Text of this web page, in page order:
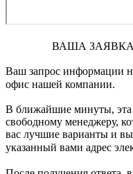
ВАША
Ваш запрос информации
офис нашей компании.
В ближайшие минуты, эта
свободному менеджеру,
вас лучшие варианты и
указанный вами адрес